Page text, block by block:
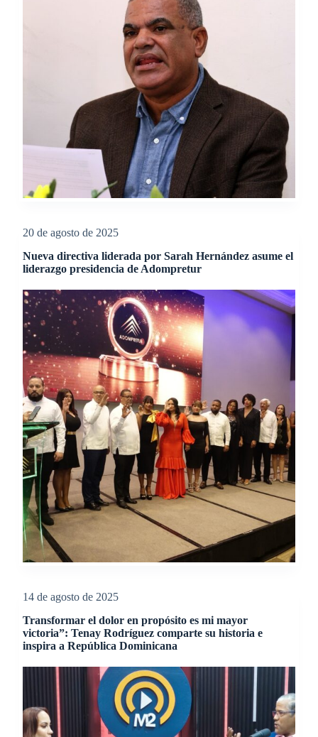
20 de agosto de 2025
Nueva directiva liderada por Sarah Hernández asume el
liderazgo presidencia de Adompretur
14 de agosto de 2025
Transformar el dolor en propósito es mi mayor
victoria”: Tenay Rodríguez comparte su historia e
inspira a República Dominicana